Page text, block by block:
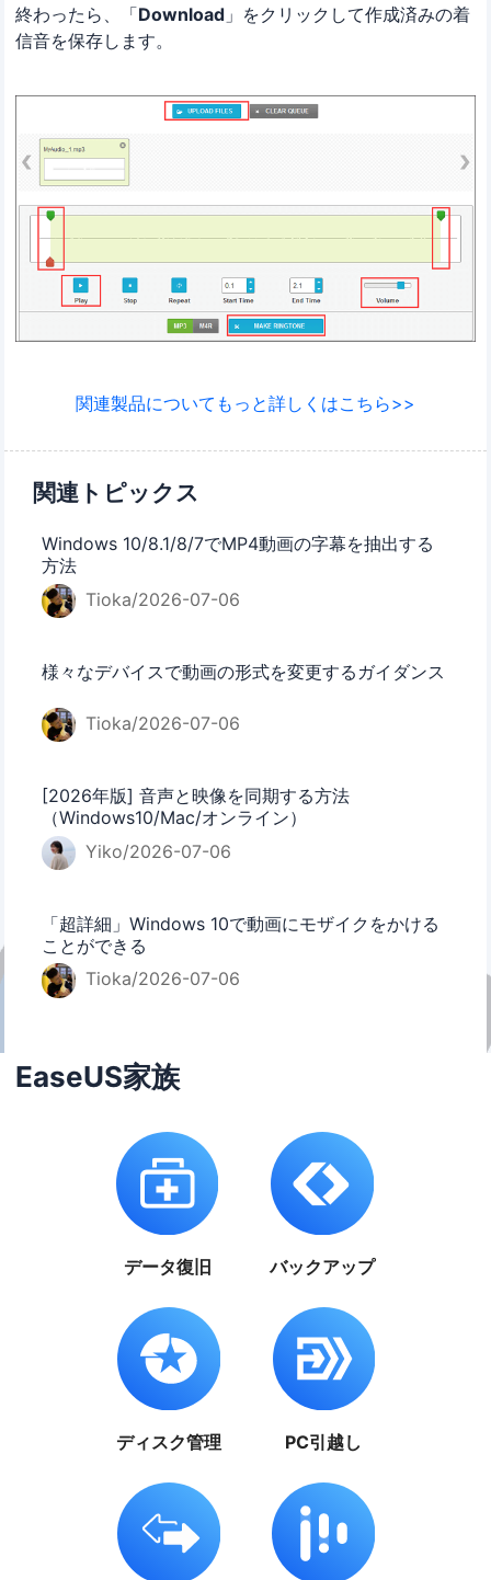
終わったら、「Download 」をクリックして作成済みの着
信音を保存します。
関連製品についてもっと詳しくはこちら>>
関連トピックス
Windows 10/8.1/8/7でMP4動画の字幕を抽出する
方法
Tioka/2026-07-06
様々なデバイスで動画の形式を変更するガイダンス
Tioka/2026-07-06
[2026年版] 音声と映像を同期する方法
（Windows10/Mac/オンライン）
Yiko/2026-07-06
「超詳細」Windows 10で動画にモザイクをかける
ことができる
Tioka/2026-07-06
EaseUS家族
データ復旧 バックアップ
ディスク管理 PC引越し